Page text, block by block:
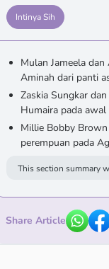
Intinya Sih
Mulan Jameela
Aminah dari panti
Zaskia Sungkar
Humaira pada
Millie Bobby
perempuan pada
This section summary
Share Article